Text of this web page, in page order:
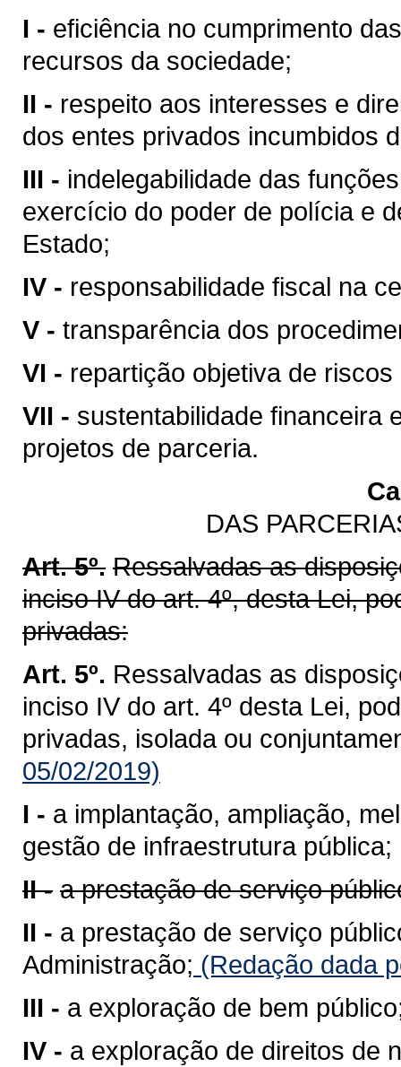
I - eficiência no cumprimento
recursos da sociedade;
II - respeito aos interesses e
dos entes privados incumbidos
III - indelegabilidade das
exercício do poder de polícia e
Estado;
IV - responsabilidade fiscal na
V - transparência dos
VI - repartição objetiva de
VII - sustentabilidade financeira
projetos de parceria.
DAS
Art. 5º. Ressalvadas as
inciso IV do art. 4º, desta Lei,
privadas:
Art. 5º. Ressalvadas as
inciso IV do art. 4º desta Lei,
privadas, isolada ou
05/02/2019)
I - a implantação, ampliação,
gestão de infraestrutura pública;
II - a prestação de serviço
II - a prestação de serviço
Administração; (Redação dada
III - a exploração de bem
IV - a exploração de direitos de